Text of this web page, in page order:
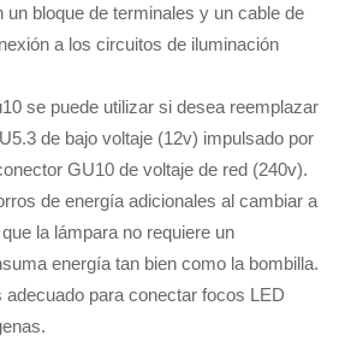
bloque de terminales y un cable de
a los circuitos de iluminación
se puede utilizar si desea reemplazar
de bajo voltaje (12v) impulsado por
GU10 de voltaje de red (240v).
de energía adicionales al cambiar a
la lámpara no requiere un
energía tan bien como la bombilla.
para conectar focos LED